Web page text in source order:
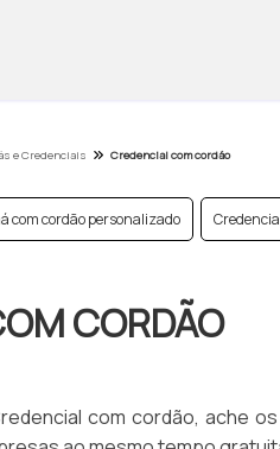
e Credenciais Credencial com cordão
com cordão personalizado
CORDÃO
com cordão, ache